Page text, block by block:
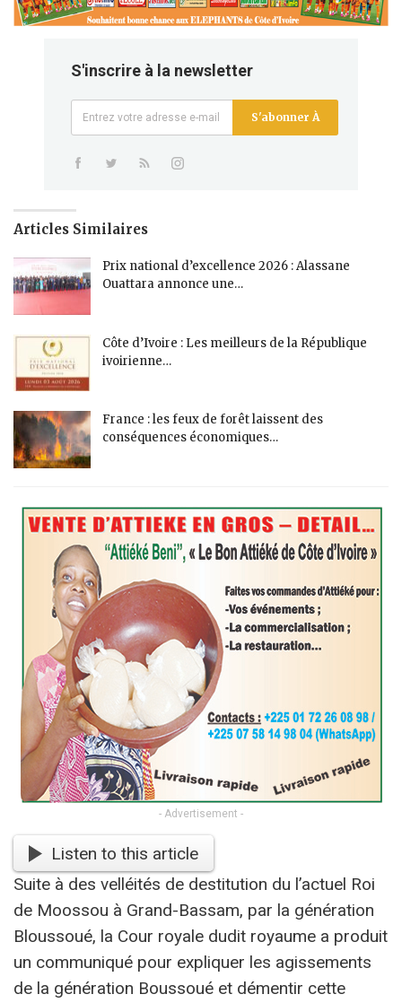
S'inscrire à la newsletter
S'abonner À
Articles Similaires
Prix national d’excellence 2026 : Alassane
Ouattara annonce une…
Côte d’Ivoire : Les meilleurs de la République
ivoirienne…
France : les feux de forêt laissent des
conséquences économiques…
- Advertisement -
Listen to this article
Suite à des velléités de destitution du l’actuel Roi
de Moossou à Grand-Bassam, par la génération
Bloussoué, la Cour royale dudit royaume a produit
un communiqué pour expliquer les agissements
de la génération Boussoué et démentir cette